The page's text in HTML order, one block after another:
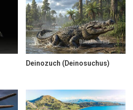
Deinozuch (Deinosuchus)